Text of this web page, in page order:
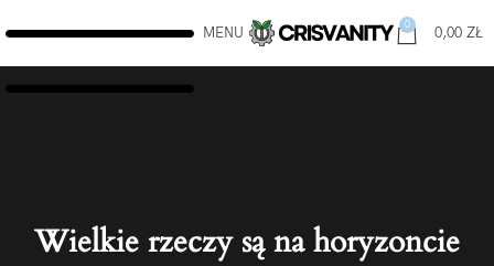
MENU 0 0,00 ZŁ
Wielkie rzeczy są na horyzoncie